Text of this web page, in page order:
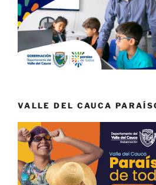
VALLE DEL CAUCA